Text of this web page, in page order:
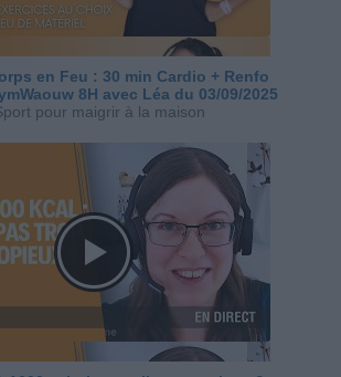
en Feu : 30 min Cardio + Renfo
8H avec Léa du 03/09/2025
pour maigrir à la maison